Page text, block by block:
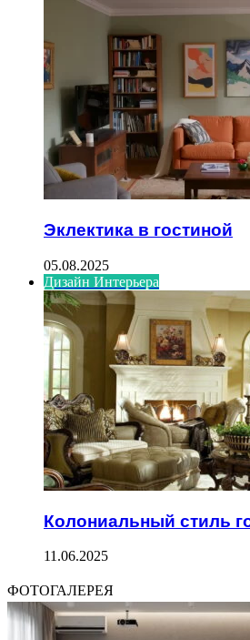
Эклектика в гостиной
05.08.2025
Дизайн Интерьера
Колониальный стиль
11.06.2025
ФОТОГАЛЕРЕЯ